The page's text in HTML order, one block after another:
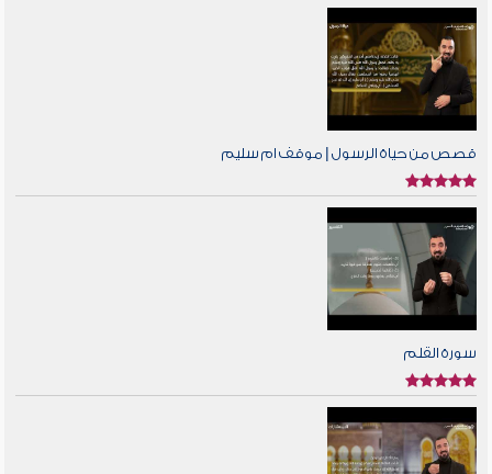
قصص من حياة الرسول | موقف ام سليم
سورة القلم